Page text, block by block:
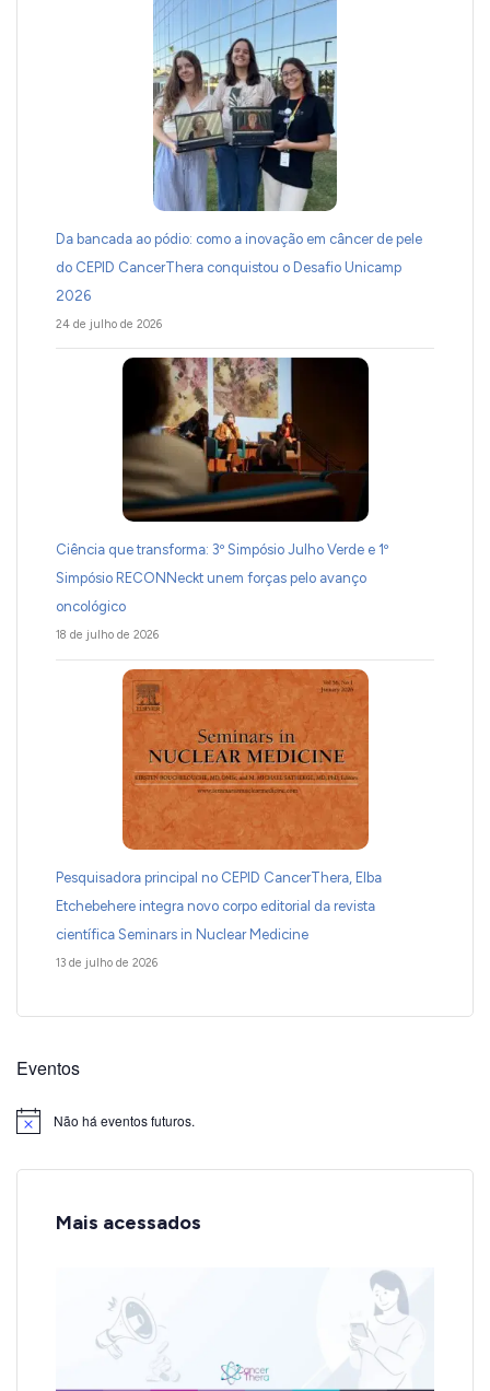
Da bancada ao pódio: como a inovação em câncer de pele
do CEPID CancerThera conquistou o Desafio Unicamp
2026
24 de julho de 2026
Ciência que transforma: 3º Simpósio Julho Verde e 1º
Simpósio RECONNeckt unem forças pelo avanço
oncológico
18 de julho de 2026
Pesquisadora principal no CEPID CancerThera, Elba
Etchebehere integra novo corpo editorial da revista
científica Seminars in Nuclear Medicine
13 de julho de 2026
Eventos
Notice Não há eventos futuros.
Mais acessados